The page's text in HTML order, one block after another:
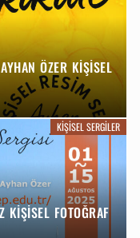
ÖZER KİŞİSEL
KIŞISEL SERGILER